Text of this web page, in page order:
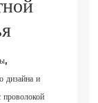
дизайна и